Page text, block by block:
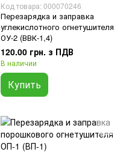
Код товара: 000070246
Перезарядка и заправка
углекислотного огнетушителя
ОУ-2 (ВВК-1,4)
120.00 грн. з ПДВ
В наличии
Купить